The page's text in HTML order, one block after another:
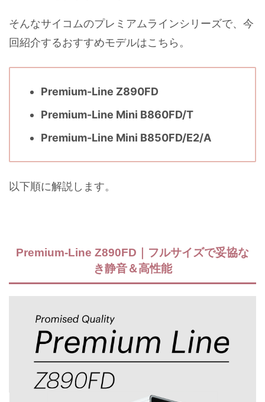
そんなサイコムのプレミアムラインシリーズで、今
回紹介するおすすめモデルはこちら。
Premium-Line Z890FD
Premium-Line Mini B860FD/T
Premium-Line Mini B850FD/E2/A
以下順に解説します。
Premium-Line Z890FD｜フルサイズで妥協な
き静音＆高性能